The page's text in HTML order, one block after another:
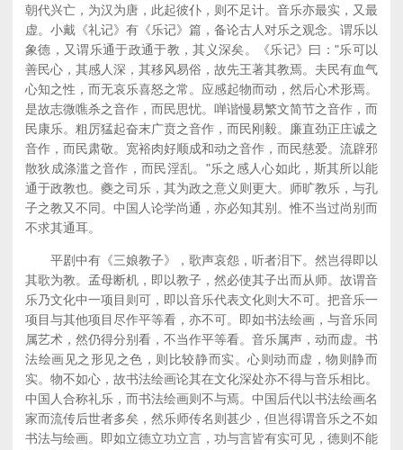
朝代兴亡，为汉为唐，此起彼仆，则不足计。音乐亦最实，又最
虚。小戴《礼记》有《乐记》篇，备论古人对乐之观念。谓乐以
象德，又谓乐通于政通于教，其义深矣。《乐记》曰："乐可以
善民心，其感人深，其移风易俗，故先王著其教焉。夫民有血气
心知之性，而无哀乐喜怒之常。应感起物而动，然后心术形焉。
是故志微噍杀之音作，而民思忧。啴谐慢易繁文简节之音作，而
民康乐。粗厉猛起奋末广贲之音作，而民刚毅。廉直劲正庄诚之
音作，而民肃敬。宽裕肉好顺成和动之音作，而民慈爱。流辟邪
散狄成涤滥之音作，而民淫乱。"乐之感人心如此，斯其所以能
通于政教也。夔之司乐，其为政之意义则更大。师旷教乐，与孔
子之教又不同。中国人论学尚通，亦必知其别。惟不当过尚别而
不求其通耳。
平剧中有《三娘教子》，歌声哀怨，听者泪下。然岂得即以
其歌为教。孟母断机，即以教子，然必使其子出而从师。故谓音
乐乃文化中一项目则可，即以音乐代表文化则大不可。把音乐一
项目与其他项目尽作平等看，亦不可。即如书法绘画，与音乐同
属艺术，然仍得分别看，不当作平等看。音乐属声，动而虚。书
法绘画见之形见之色，则比较静而实。心则动而虚，物则静而
实。物不如心，故书法绘画论其在文化深处亦不得与音乐相比。
中国人合称礼乐，而书法绘画则不与焉。中国后代以书法绘画名
家而流传后世者多矣，然乐师传名则甚少，但岂得谓音乐之不如
书法与绘画。即如立德立功立言，功与言皆有实可见，德则不能